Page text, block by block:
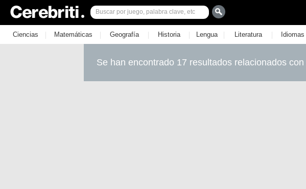
Ciencias | Matemáticas | Geografía | Historia | Lengua | Literatura | Idiomas
Se han encontrado 17 resultados relacionados con